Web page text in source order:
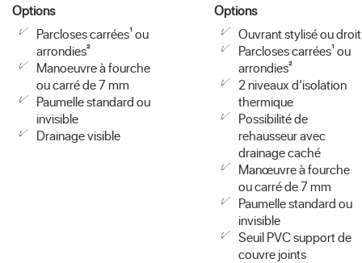
Options
Parcloses carrées¹ ou
arrondies²
Manoeuvre à fourche
ou carré de 7 mm
Paumelle standard ou
invisible
Drainage visible
Options
Ouvrant stylisé ou droit
Parcloses carrées¹ ou
arrondies²
2 niveaux d’isolation
thermique
Possibilité de
rehausseur avec
drainage caché
Manœuvre à fourche
ou carré de 7 mm
Paumelle standard ou
invisible
Seuil PVC support de
couvre joints